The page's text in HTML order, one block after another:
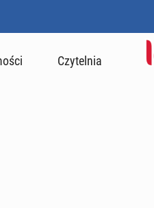
Czytelnia